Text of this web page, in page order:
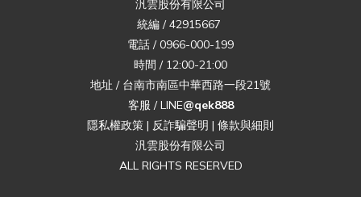
汎雲股份有限公司
統編 / 42915667
電話 / 0966-000-199
時間 / 12:00-21:00
地址 / 台南市南區中華西路一段21號
客服 / LINE@qek888
隱私權政策 | 反詐騙聲明 | 條款與細則
汎雲股份有限公司
ALL RIGHTS RESERVED